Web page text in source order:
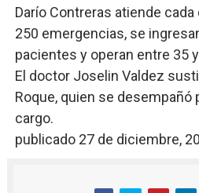
Darío Contreras atiende
250 emergencias, se
pacientes y operan entre 35
El doctor Joselin Valdez
Roque, quien se desempañó
cargo.
publicado 27 de diciembre,